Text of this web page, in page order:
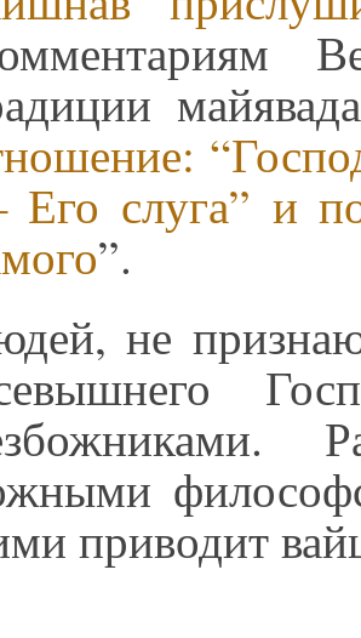
слуга” и
”.
не
приводит